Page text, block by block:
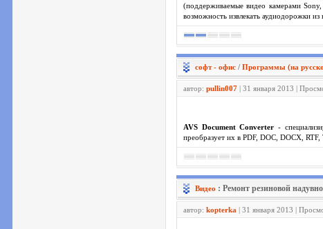
(поддерживаемые видео камерами
возможность извлекать аудиодорожки
софт - офис / Программы (на
автор: pullin007 | 31 января 2013 |
AVS Document Converter -
преобразует их в PDF, DOC, DOCX,
Видео : Ремонт резиновой
автор: kopterka | 31 января 2013 |